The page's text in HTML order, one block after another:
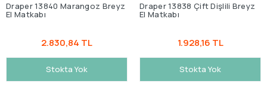
Draper 13840 Marangoz Breyz
El Matkabı
2.830,84 TL
Stokta Yok
Draper 13838 Çift Dişlili Breyz
El Matkabı
1.928,16 TL
Stokta Yok